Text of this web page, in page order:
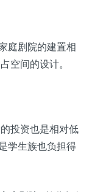
庭剧院的建置相
空间的设计。
投资也是相对低
学生族也负担得